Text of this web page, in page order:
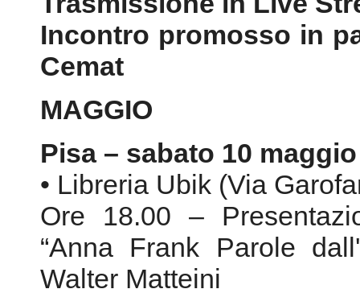
Pisa – sabato 10
• Libreria Ubik (Via
Ore 18.00 –
“Anna Frank Parole
Walter Matteini
Ore 18.20 – Giorgio
e inumana”, Bompiani
Pensieri, riflessioni e
Frank: pagine di una